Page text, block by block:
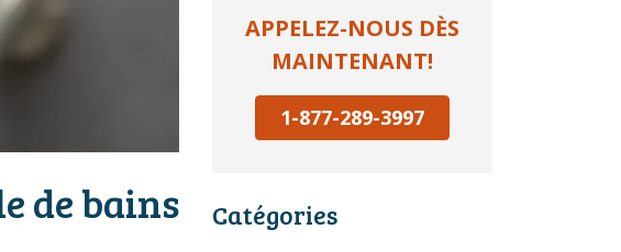
de bains
APPELEZ-NOUS DÈS
MAINTENANT!
1-877-289-3997
Catégories